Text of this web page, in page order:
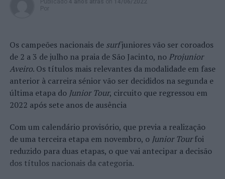
Publicado 4 anos atrás on 14/06/2022
Por
Os campeões nacionais de surfjuniores vão ser coroados
de 2 a 3 de julho na praia de São Jacinto, no Projunior
Aveiro. Os títulos mais relevantes da modalidade em fase
anterior à carreira sénior vão ser decididos na segunda e
última etapa do Junior Tour, circuito que regressou em
2022 após sete anos de ausência
Com um calendário provisório, que previa a realização
de uma terceira etapa em novembro, o Junior Tourfoi
reduzido para duas etapas, o que vai antecipar a decisão
dos títulos nacionais da categoria.